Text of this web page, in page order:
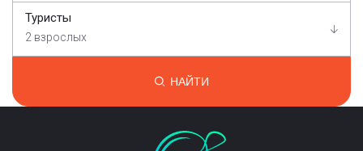
Туристы
2 взрослых
НАЙТИ